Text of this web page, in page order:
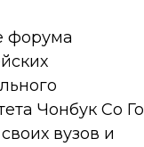
форума
Чонбук Со Го
вузов и